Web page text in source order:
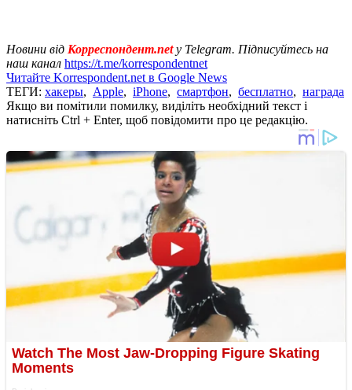
Новини від Корреспондент.net у Telegram. Підписуйтесь на
наш канал https://t.me/korrespondentnet
Читайте Korrespondent.net в Google News
ТЕГИ: хакеры, Apple, iPhone, смартфон, бесплатно, награда
Якщо ви помітили помилку, виділіть необхідний текст і
натисніть Ctrl + Enter, щоб повідомити про це редакцію.